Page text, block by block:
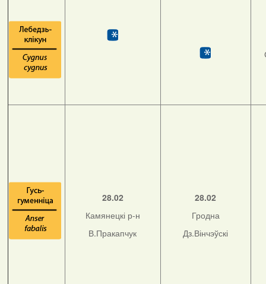
28.02
Камянецкі р-н
В.Пракапчук
28.02
Гродна
Дз.Вінчэўскі